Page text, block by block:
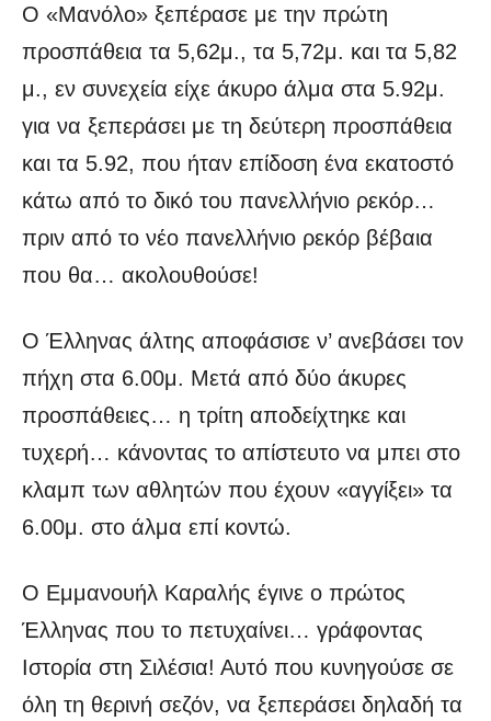
Ο «Μανόλο» ξεπέρασε με την πρώτη
προσπάθεια τα 5,62μ., τα 5,72μ. και τα 5,82
μ., εν συνεχεία είχε άκυρο άλμα στα 5.92μ.
για να ξεπεράσει με τη δεύτερη προσπάθεια
και τα 5.92, που ήταν επίδοση ένα εκατοστό
κάτω από το δικό του πανελλήνιο ρεκόρ…
πριν από το νέο πανελλήνιο ρεκόρ βέβαια
που θα… ακολουθούσε!
Ο Έλληνας άλτης αποφάσισε ν’ ανεβάσει τον
πήχη στα 6.00μ. Μετά από δύο άκυρες
προσπάθειες… η τρίτη αποδείχτηκε και
τυχερή… κάνοντας το απίστευτο να μπει στο
κλαμπ των αθλητών που έχουν «αγγίξει» τα
6.00μ. στο άλμα επί κοντώ.
Ο Εμμανουήλ Καραλής έγινε ο πρώτος
Έλληνας που το πετυχαίνει… γράφοντας
Ιστορία στη Σιλέσια! Αυτό που κυνηγούσε σε
όλη τη θερινή σεζόν, να ξεπεράσει δηλαδή τα